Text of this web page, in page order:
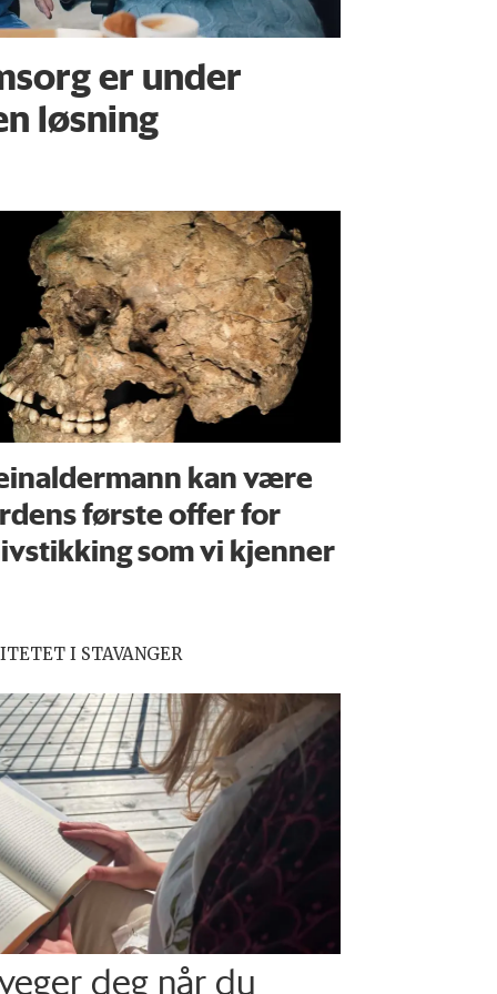
er under
løsning
kan være
første offer for
som vi kjenner
I STAVANGER
deg når du